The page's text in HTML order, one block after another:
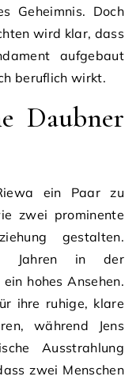
Geheimnis. Doch
wird klar, dass
aufgebaut
beruflich wirkt.
Daubner
ein Paar zu
zwei prominente
gestalten.
Jahren in der
hohes Ansehen.
ihre ruhige, klare
während Jens
Ausstrahlung
zwei Menschen